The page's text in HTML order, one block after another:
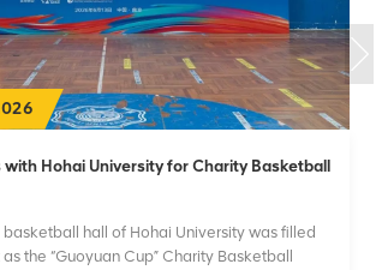
with Hohai University for Charity Basketball
basketball hall of Hohai University was filled
the “Guoyuan Cup” Charity Basketball